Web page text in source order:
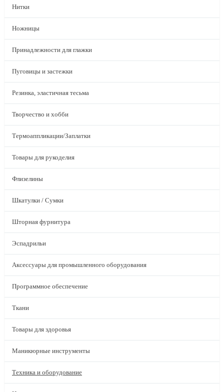
Нитки
Ножницы
Принадлежности для глажки
Пуговицы и застежки
Резинка, эластичная тесьма
Творчество и хобби
Термоаппликации/Заплатки
Товары для рукоделия
Флизелины
Шкатулки / Сумки
Шторная фурнитура
Эспадрильи
Аксессуары для промышленного оборудования
Программное обеспечение
Ткани
Товары для здоровья
Маникюрные инструменты
Техника и оборудование